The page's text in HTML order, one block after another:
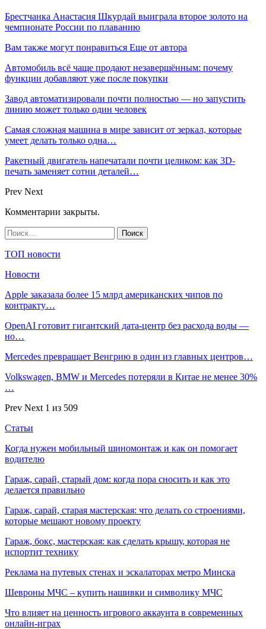
Брестчанка Анастасия Шкурдай выиграла второе золото на
чемпионате России по плаванию
Вам также могут понравиться Еще от автора
Автомобиль всё чаще продают незавершённым: почему
функции добавляют уже после покупки
Завод автоматизировали почти полностью — но запустить
линию может только один человек
Самая сложная машина в мире зависит от зеркал, которые
умеет делать только одна…
Ракетный двигатель напечатали почти целиком: как 3D-
печать заменяет сотни деталей…
Prev Next
Комментарии закрыты.
ТОП новости
Новости
Apple заказала более 15 млрд американских чипов по
контракту…
OpenAI готовит гигантский дата-центр без расхода воды —
но…
Mercedes превращает Венгрию в один из главных центров…
Volkswagen, BMW и Mercedes потеряли в Китае не менее 30%
…
Prev Next 1 из 509
Статьи
Когда нужен мобильный шиномонтаж и как он помогает
водителю
Гараж, сарай, старый дом: когда пора сносить и как это
делается правильно
Гараж, сарай, старая мастерская: что делать со строениями,
которые мешают новому проекту
Гараж, бокс, мастерская: как сделать крышу, которая не
испортит технику
Реклама на путевых стенах и эскалаторах метро Минска
Шевроны МЧС – купить нашивки и символику МЧС
Что влияет на ценность игрового аккаунта в современных
онлайн-играх